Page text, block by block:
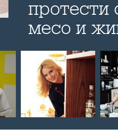
протести
месо и
обяснява
зад
шокът